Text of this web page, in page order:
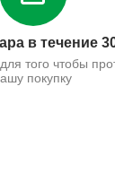
в течение
того чтобы
покупку